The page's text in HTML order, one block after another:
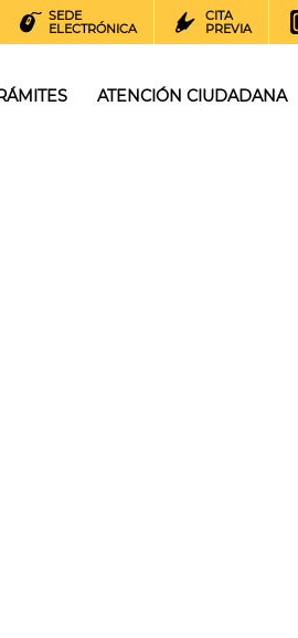
SEDE
ELECTRÓNICA
CITA
PREVIA
ATENCIÓN CIUDADANA